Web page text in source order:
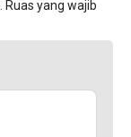
Ruas yang wajib